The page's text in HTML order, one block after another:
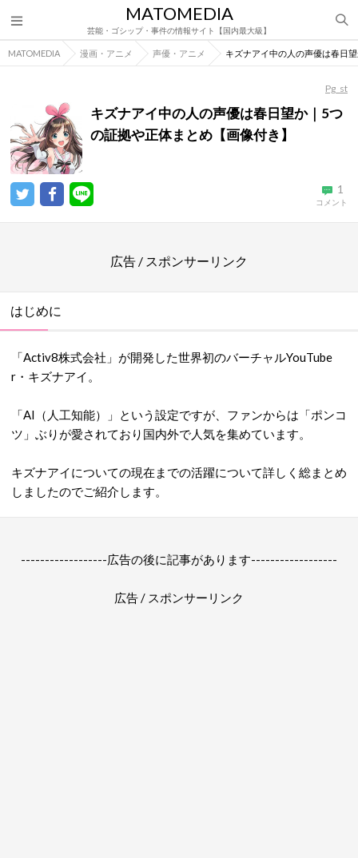
MATOMEDIA
芸能・ゴシップ・事件の情報サイト【国内最大級】
MATOMEDIA 漫画・アニメ 声優・アニメ キズナアイ中の人の声優は春日
Pg_st
キズナアイ中の人の声優は春日望か｜5つ
の証拠や正体まとめ【画像付き】
1
コメント
広告 / スポンサーリンク
はじめに
「Activ8株式会社」が開発した世界初のバーチャルYouTube
r・キズナアイ。
「AI（人工知能）」という設定ですが、ファンからは「ポンコ
ツ」ぶりが愛されており国内外で人気を集めています。
キズナアイについての現在までの活躍について詳しく総まとめ
しましたのでご紹介します。
------------------広告の後に記事があります------------------
広告 / スポンサーリンク